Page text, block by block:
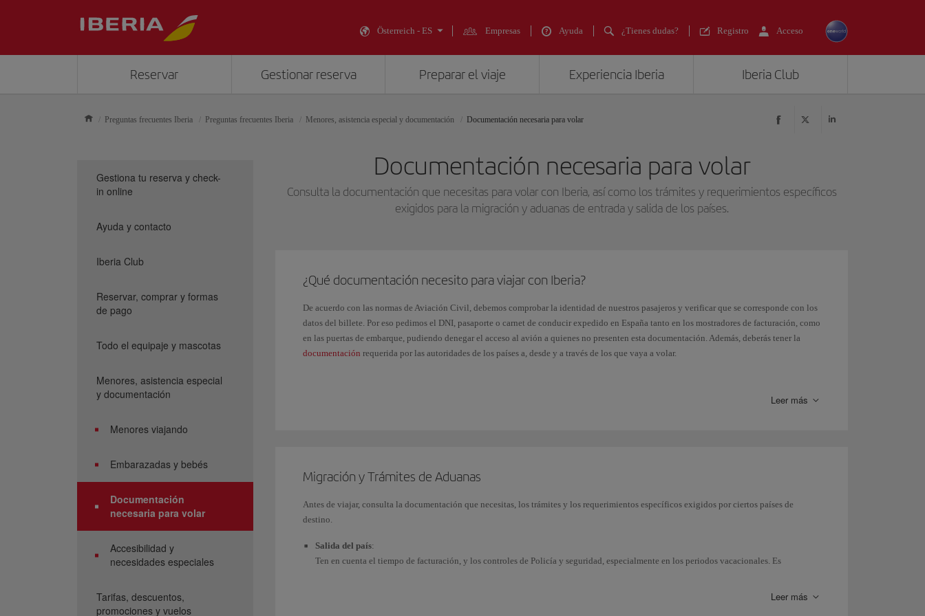
Österreich - ES Empresas Ayuda ¿Tienes dudas? Registro Acceso
Reservar Gestionar reserva Preparar el viaje Experiencia Iberia Iberia Club
Preguntas frecuentes Iberia Preguntas frecuentes Iberia Menores, asistencia especial y documentación Documentación necesaria para volar
Documentación necesaria para volar
Consulta la documentación que necesitas para volar con Iberia, así como los trámites y requerimientos específicos
exigidos para la migración y aduanas de entrada y salida de los países.
¿Qué documentación necesito para viajar con Iberia?
De acuerdo con las normas de Aviación Civil, debemos comprobar la identidad de nuestros pasajeros y verificar que se corresponde con los
datos del billete. Por eso pedimos el DNI, pasaporte o carnet de conducir expedido en España tanto en los mostradores de facturación, como
en las puertas de embarque, pudiendo denegar el acceso al avión a quienes no presenten esta documentación. Además, deberás tener la
documentación requerida por las autoridades de los países a, desde y a través de los que vaya a volar.
Leer más
Migración y Trámites de Aduanas
Antes de viajar, consulta la documentación que necesitas, los trámites y los requerimientos específicos exigidos por ciertos países de
destino.
Salida del país:
Ten en cuenta el tiempo de facturación, y los controles de Policía y seguridad, especialmente en los periodos vacacionales. Es
personal en regla; ten en cuenta que, en caso de incumplimiento de las normas de control de policía o aduanas, te podría ser negada la
Leer más
Gestiona tu reserva y check-
in online
Ayuda y contacto
Iberia Club
Reservar, comprar y formas
de pago
Todo el equipaje y mascotas
Menores, asistencia especial
y documentación
Menores viajando
Embarazadas y bebés
Documentación
necesaria para volar
Accesibilidad y
necesidades especiales
Tarifas, descuentos,
promociones y vuelos